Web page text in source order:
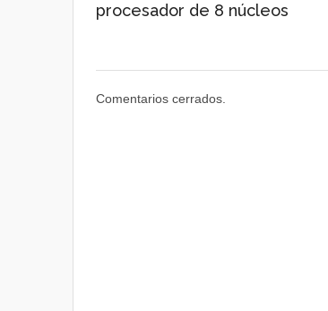
procesador de 8 núcleos
Comentarios cerrados.